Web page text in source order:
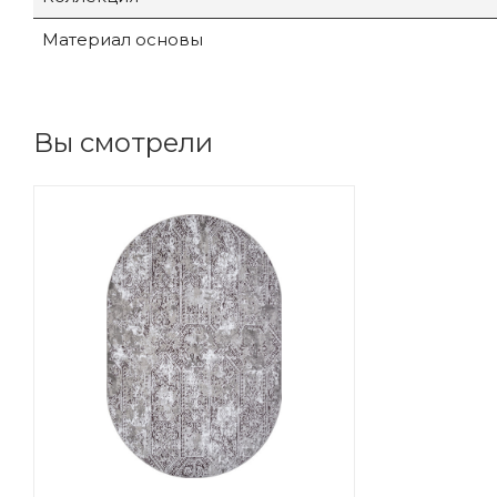
Материал основы
Вы смотрели